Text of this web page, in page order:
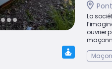
La
ouvrier
Maçon